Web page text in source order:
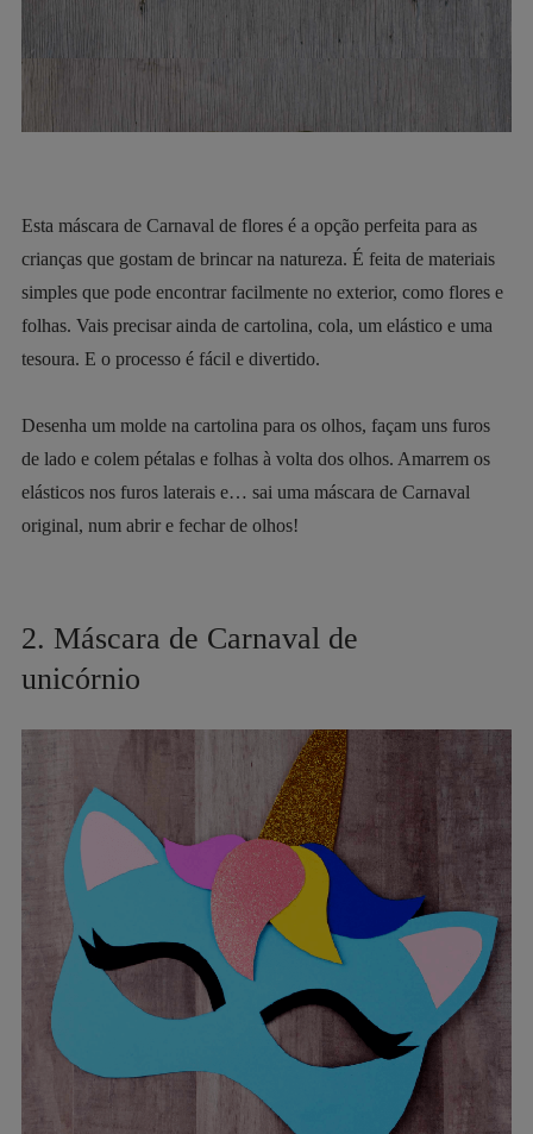
Esta máscara de Carnaval de flores é a opção perfeita para as
crianças que gostam de brincar na natureza. É feita de materiais
simples que pode encontrar facilmente no exterior, como flores e
folhas. Vais precisar ainda de cartolina, cola, um elástico e uma
tesoura. E o processo é fácil e divertido.
Desenha um molde na cartolina para os olhos, façam uns furos
de lado e colem pétalas e folhas à volta dos olhos. Amarrem os
elásticos nos furos laterais e… sai uma máscara de Carnaval
original, num abrir e fechar de olhos!
2. Máscara de Carnaval de
unicórnio